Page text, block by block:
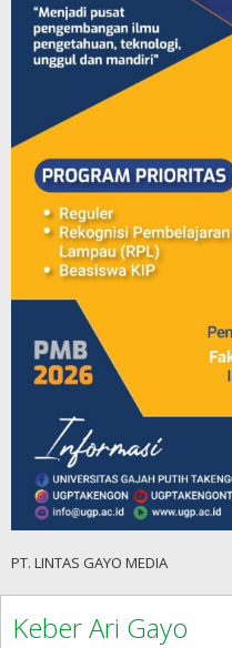
PT. LINTAS GAYO MEDIA
Keber Ari Gayo